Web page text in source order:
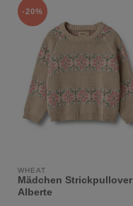
-20%
WHEAT
Mädchen Strickpullover
Alberte